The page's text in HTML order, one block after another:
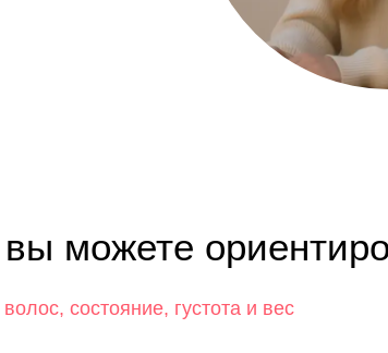
можете
состояние, густота и вес